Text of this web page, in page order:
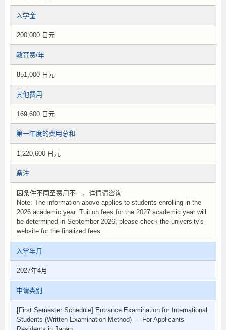
入学金
200,000 日元
教育费/年
851,000 日元
其他费用
169,600 日元
第一年度的费用总和
1,220,600 日元
备注
因条件不同至费用不一，详情请咨询
Note: The information above applies to students enrolling in the
2026 academic year. Tuition fees for the 2027 academic year will
be determined in September 2026; please check the university's
website for the finalized fees.
入学年月
2027年4月
申请类别
[First Semester Schedule] Entrance Examination for International
Students (Written Examination Method) — For Applicants